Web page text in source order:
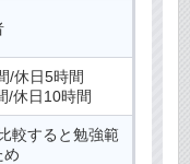
/休日5時間
/休日10時間
較すると勉強範
め